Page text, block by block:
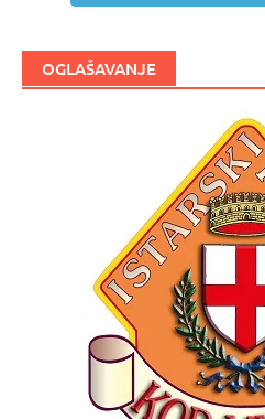
OGLAŠAVANJE